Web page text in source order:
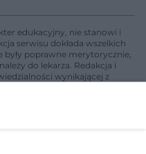
edukacyjny, nie stanowi i
serwisu dokłada wszelkich
poprawne merytorycznie,
do lekarza. Redakcja i
wynikającej z
art. 3 ust 1 ustawy o